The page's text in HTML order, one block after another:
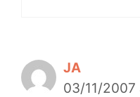
JA
03/11/2007